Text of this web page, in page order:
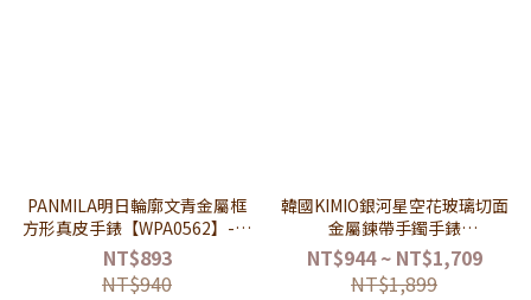
PANMILA明日輪廓文青金屬框
方形真皮手錶【WPA0562】-白
面奶茶帶
NT$893
NT$940
韓國KIMIO銀河星空花玻璃切面
金屬鍊帶手鐲手錶
【WKI6300】-灰面灰帶
NT$944 ~ NT$1,709
NT$1,899